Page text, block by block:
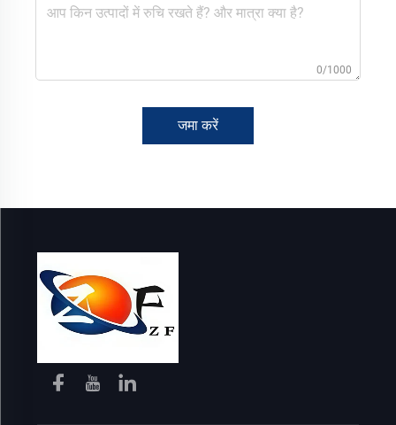
0/1000
जमा करें